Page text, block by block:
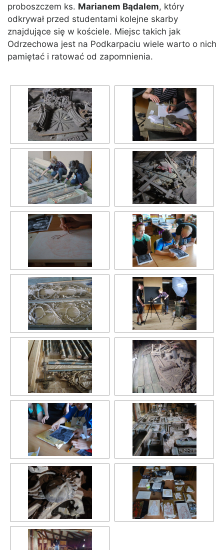
proboszczem ks. Marianem Bądalem, który
odkrywał przed studentami kolejne skarby
znajdujące się w kościele. Miejsc takich jak
Odrzechowa jest na Podkarpaciu wiele warto o nich
pamiętać i ratować od zapomnienia.